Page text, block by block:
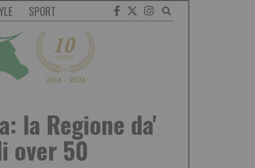
SPORT
la Regione da'
over 50